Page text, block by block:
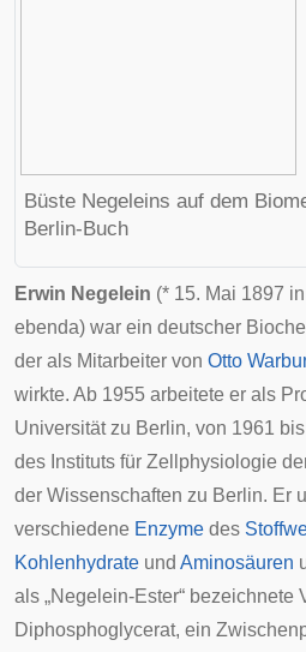
Büste Negeleins auf dem
Berlin-Buch
Erwin Negelein (* 15. Mai 1897 in
ebenda) war ein deutscher
der als Mitarbeiter von Otto
wirkte. Ab 1955 arbeitete er als
Universität zu Berlin, von 1961
des Instituts für Zellphysiologie
der Wissenschaften zu Berlin. Er
verschiedene Enzyme des
Kohlenhydrate und Aminosäuren
als „Negelein-Ester“ bezeichnete
Diphosphoglycerat, ein